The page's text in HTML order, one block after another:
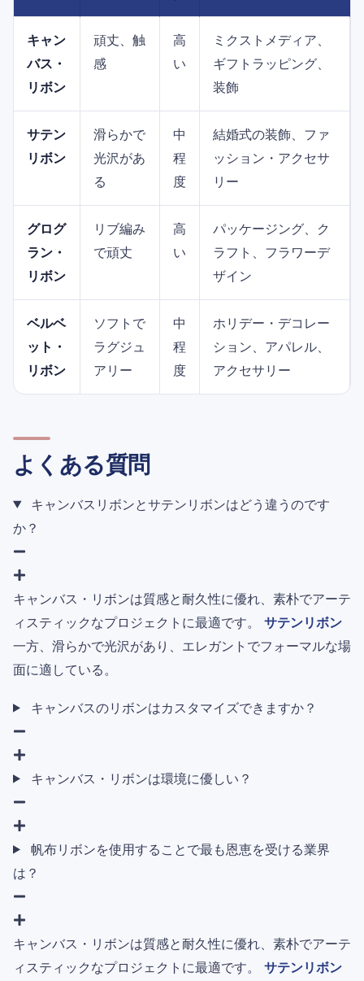
キャン
バス・
リボン
頑丈、触
感
高
い
ミクストメディア、
ギフトラッピング、
装飾
サテン
リボン
滑らかで
光沢があ
る
中
程
度
結婚式の装飾、ファ
ッション・アクセサ
リー
グログ
ラン・
リボン
リブ編み
で頑丈
高
い
パッケージング、ク
ラフト、フラワーデ
ザイン
ベルベ
ット・
リボン
ソフトで
ラグジュ
アリー
中
程
度
ホリデー・デコレー
ション、アパレル、
アクセサリー
よくある質問
キャンバスリボンとサテンリボンはどう違うのです
か？
キャンバス・リボンは質感と耐久性に優れ、素朴でアーテ
ィスティックなプロジェクトに最適です。 サテンリボン
一方、滑らかで光沢があり、エレガントでフォーマルな場
面に適している。
キャンバスのリボンはカスタマイズできますか？
キャンバス・リボンは環境に優しい？
帆布リボンを使用することで最も恩恵を受ける業界
は？
キャンバス・リボンは質感と耐久性に優れ、素朴でアーテ
ィスティックなプロジェクトに最適です。 サテンリボン